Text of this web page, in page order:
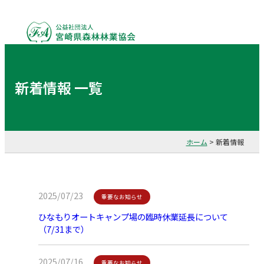
新着情報 一覧
ホーム > 新着情報
2025/07/23 重要なお知らせ
ひなもりオートキャンプ場の臨時休業延長について
（7/31まで）
2025/07/16